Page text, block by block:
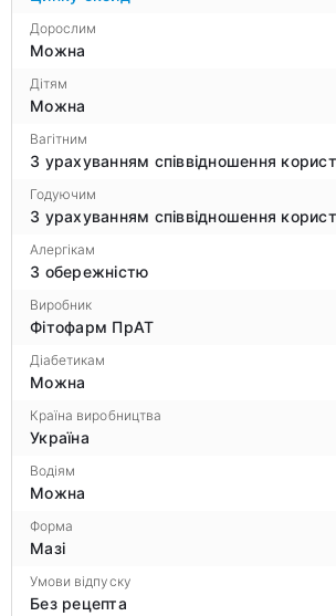
Дорослим
Можна
Дітям
Можна
Вагітним
З урахуванням співвідношення
Годуючим
З урахуванням співвідношення
Алергікам
З обережністю
Виробник
Фітофарм ПрАТ
Діабетикам
Можна
Країна виробництва
Україна
Водіям
Можна
Форма
Мазі
Умови відпуску
Без рецепта